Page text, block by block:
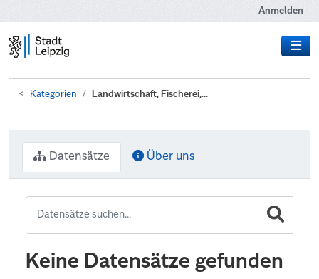
Anmelden
Kategorien Landwirtschaft, Fischerei,...
Datensätze Über uns
Keine Datensätze gefunden